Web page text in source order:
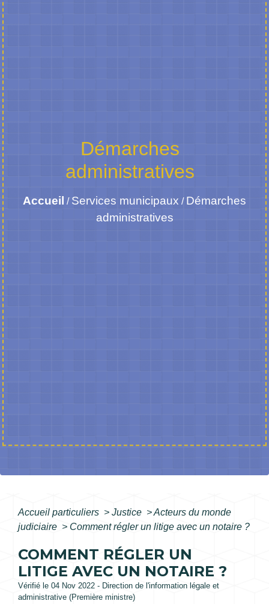
Démarches
administratives
Accueil / Services municipaux / Démarches
administratives
Accueil particuliers > Justice >Acteurs du monde
judiciaire > Comment régler un litige avec un notaire ?
COMMENT RÉGLER UN
LITIGE AVEC UN NOTAIRE ?
Vérifié le 04 Nov 2022 - Direction de l'information légale et
administrative (Première ministre)